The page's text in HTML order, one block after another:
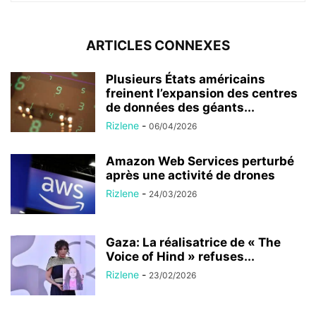
ARTICLES CONNEXES
Plusieurs États américains
freinent l’expansion des centres
de données des géants...
Rizlene - 06/04/2026
Amazon Web Services perturbé
après une activité de drones
Rizlene - 24/03/2026
Gaza: La réalisatrice de « The
Voice of Hind » refuses...
Rizlene - 23/02/2026